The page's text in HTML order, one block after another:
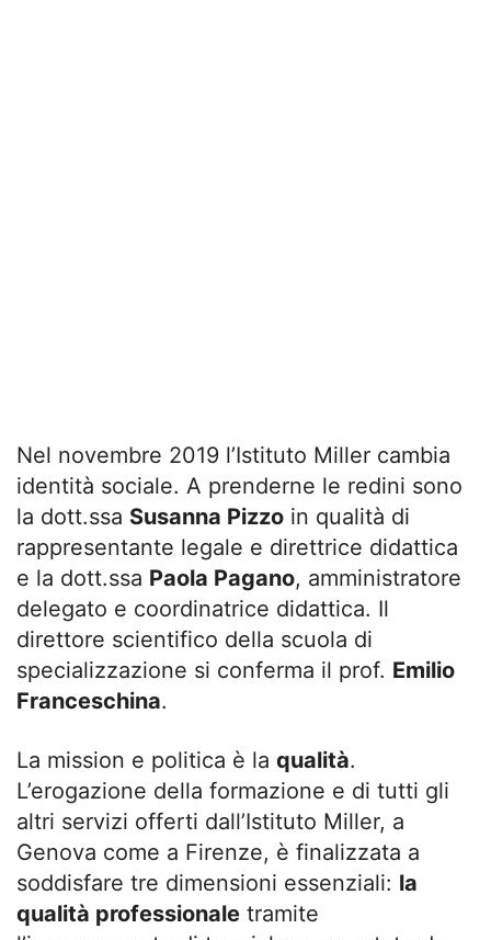
Nel novembre 2019 l’Istituto Miller cambia
identità sociale. A prenderne le redini sono
la dott.ssa Susanna Pizzo in qualità di
rappresentante legale e direttrice didattica
e la dott.ssa Paola Pagano, amministratore
delegato e coordinatrice didattica. Il
direttore scientifico della scuola di
specializzazione si conferma il prof. Emilio
Franceschina.
La mission e politica è la qualità.
L’erogazione della formazione e di tutti gli
altri servizi offerti dall’Istituto Miller, a
Genova come a Firenze, è finalizzata a
soddisfare tre dimensioni essenziali: la
qualità professionale tramite